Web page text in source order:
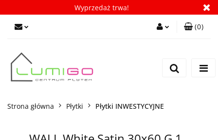
Wyprzedaż trwa!
(0)
Strona główna Płytki Płytki INWESTYCYJNE